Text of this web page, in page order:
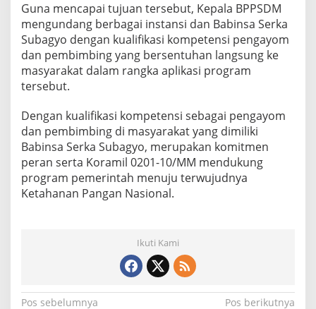
l
l
a
g
e
(
V
U
P
T
B
P
T
Guna mencapai tujuan tersebut, Kepala BPPSDM
mengundang berbagai instansi dan Babinsa Serka
Subagyo dengan kualifikasi kompetensi pengayom
dan pembimbing yang bersentuhan langsung ke
masyarakat dalam rangka aplikasi program
tersebut.
Dengan kualifikasi kompetensi sebagai pengayom
dan pembimbing di masyarakat yang dimiliki
Babinsa Serka Subagyo, merupakan komitmen
peran serta Koramil 0201-10/MM mendukung
program pemerintah menuju terwujudnya
Ketahanan Pangan Nasional.
Ikuti Kami
Pos sebelumnya
Pos berikutnya